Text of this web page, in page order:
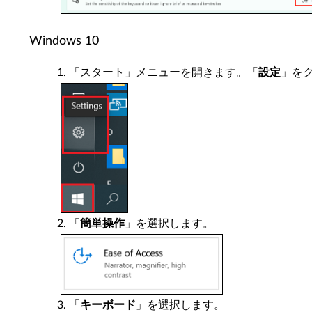
Windows 10
「スタート」メニューを開きます。「 設定 」を
「 簡単操作」を選択します。
「 キーボード 」を選択します。